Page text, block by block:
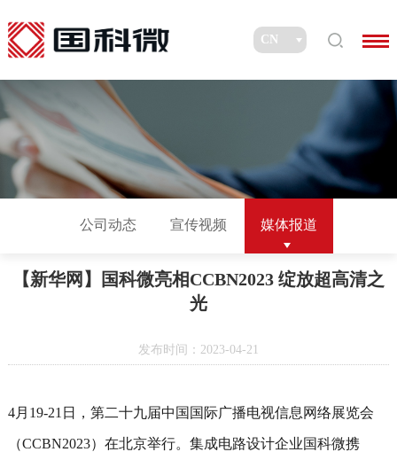
公司动态 宣传视频 媒体报道
【新华网】国科微亮相CCBN2023 绽放超高清之
光
发布时间：2023-04-21
4月19-21日，第二十九届中国国际广播电视信息网络展览会
（CCBN2023）在北京举行。集成电路设计企业国科微携